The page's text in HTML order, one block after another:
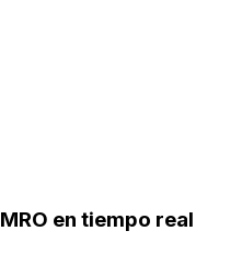
en tiempo real